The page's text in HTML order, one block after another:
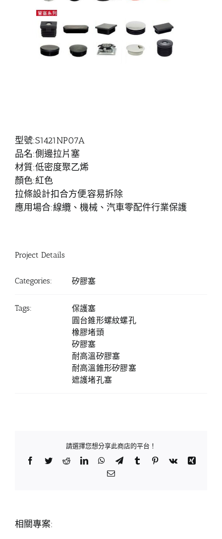
型號:S1421NP07A
品名:側邊拉片塞
材質:低密度聚乙烯
顏色:紅色
拉條設計扣合方便,容易拆除
應用場合:線纜、機械、汽車零配件行業保護
Project Details
Categories: 矽膠塞
Tags:
保護塞
圓台錐形螺紋螺孔
橡膠堵頭
矽膠塞
耐高溫矽膠塞
耐高溫錐形矽膠塞
遮護堵孔塞
請選擇您想分享此商店的平台！
Facebook
TwitterRedditLinkedInWhatsApp
TelegramTumblr Pinterest
Vk
Xing
Email:
相關專案: